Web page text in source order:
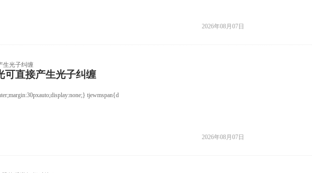
2026年08月07日
可直接产生光子纠缠
tjewmspan{d
2026年08月07日